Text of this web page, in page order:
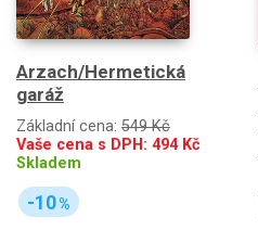
Arzach/Hermetická
garáž
Základní cena: 549 Kč
Vaše cena s DPH: 494Kč
Skladem
-10%